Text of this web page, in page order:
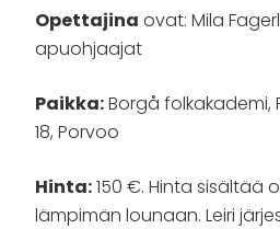
Opettajina ovat: Mila
apuohjaajat
Paikka:Borgå folkakademi,
18, Porvoo
Hinta:150 €. Hinta sisältää
lämpimän lounaan. Leiri